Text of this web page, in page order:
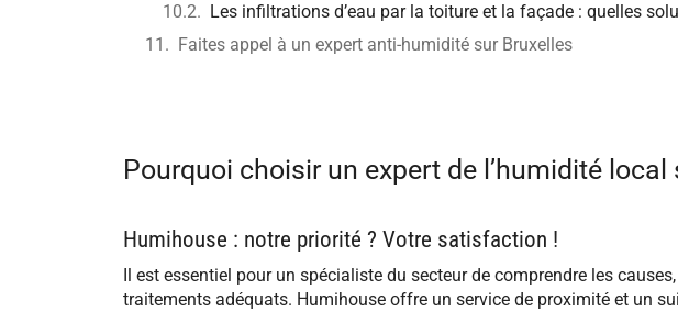
Les infiltrations d’eau par la toiture et la façade : quelles
Faites appel à un expert anti-humidité sur Bruxelles
Pourquoi choisir un expert de l’humidité local
Humihouse : notre priorité ? Votre satisfaction !
Il est essentiel pour un spécialiste du secteur de comprendre les
traitements adéquats. Humihouse offre un service de proximité et un